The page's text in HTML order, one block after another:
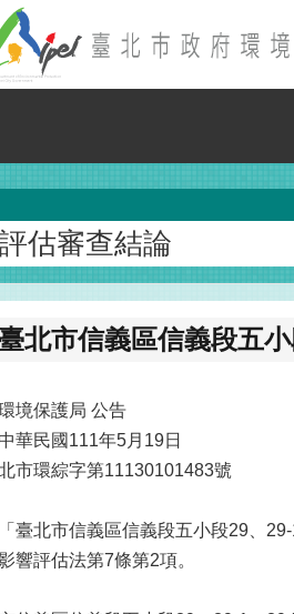
估審查結論
北市信義區信義段五
境保護局 公告
華民國111年5月19日
市環綜字第11130101483號
臺北市信義區信義段五小段29、
響評估法第7條第2項。